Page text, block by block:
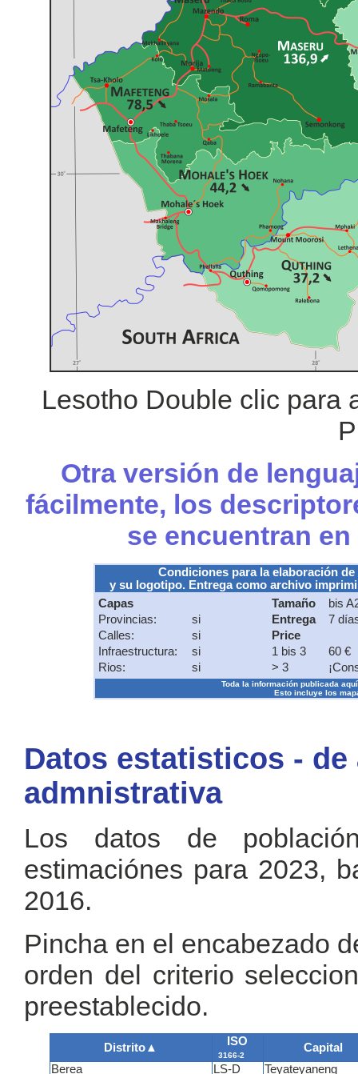
Lesotho Double clic para
Otra versión de
fácilmente, los
se encuentran
Condiciones para la elaboración
y su logotipo. Entrega como archivo
Capas
Provincias:
si
Calles:
si
Infraestructura:
si
Rios:
si
Tamaño
bis
Entrega
7
Price
1 bis 3
60 €
> 3
Toda la información publicada
Esto incluye los
Datos estatisticos -
admnistrativa
Los datos de
estimaciónes para 2023,
2016.
Pincha en el encabezado
orden del criterio
preestablecido.
Distrito▲ ISO
3166-2
Capital
Berea
LS-D Teyateyaneng